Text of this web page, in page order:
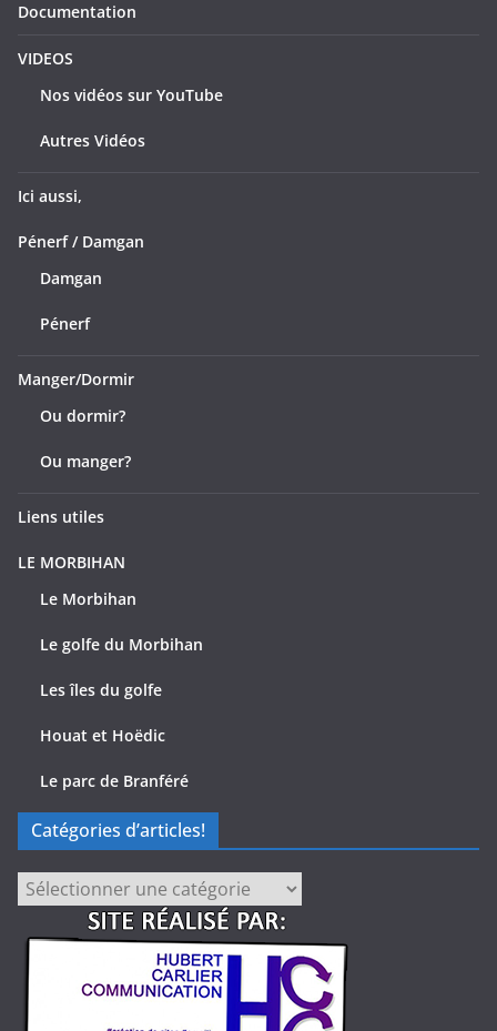
Documentation
VIDEOS
Nos vidéos sur YouTube
Autres Vidéos
Ici aussi,
Pénerf / Damgan
Damgan
Pénerf
Manger/Dormir
Ou dormir?
Ou manger?
Liens utiles
LE MORBIHAN
Le Morbihan
Le golfe du Morbihan
Les îles du golfe
Houat et Hoëdic
Le parc de Branféré
Catégories d’articles!
Catégories